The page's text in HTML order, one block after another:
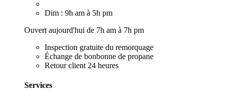
Dim : 9h am à 5h pm
Ouvert aujourd'hui de 7h am à 7h pm
Inspection gratuite du remorquage
Échange de bonbonne de propane
Retour client 24 heures
Services